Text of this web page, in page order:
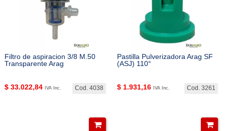
Filtro de aspiracion 3/8 M.50
Transparente Arag
Cod. 4038
$ 33.022,84 IVA Inc.
Pastilla Pulverizadora Arag SF
(ASJ) 110°
Cod. 3261
$ 1.931,16 IVA Inc.